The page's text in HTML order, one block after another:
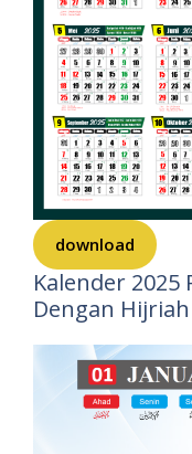
download
Kalender 2025
Dengan Hijriah